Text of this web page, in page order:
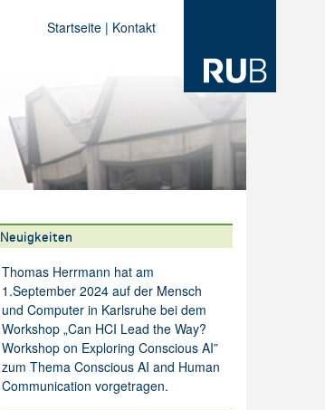
Startseite | Kontakt
Neuigkeiten
Thomas Herrmann hat am
1.September 2024 auf der Mensch
und Computer in Karlsruhe bei dem
Workshop „Can HCI Lead the Way?
Workshop on Exploring Conscious AI”
zum Thema Conscious AI and Human
Communication vorgetragen.